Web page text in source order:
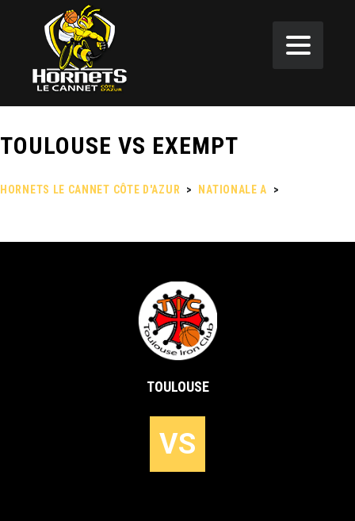
TOULOUSE VS EXEMPT
HORNETS LE CANNET CÔTE D'AZUR > NATIONALE A >
TOULOUSE
VS